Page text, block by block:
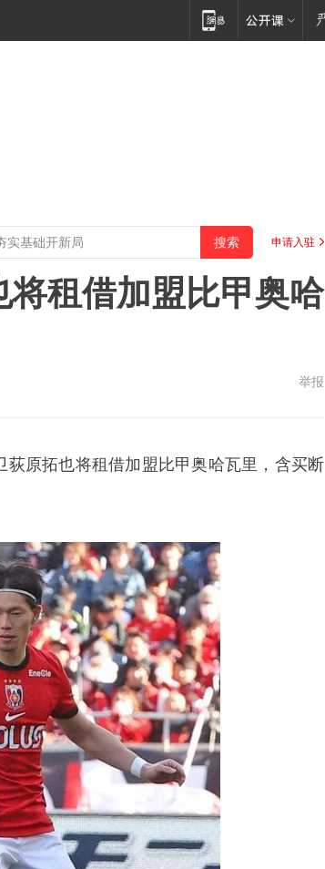
申请入驻
将租借加盟比甲奥哈
举报
原拓也将租借加盟比甲奥哈瓦里，含买断